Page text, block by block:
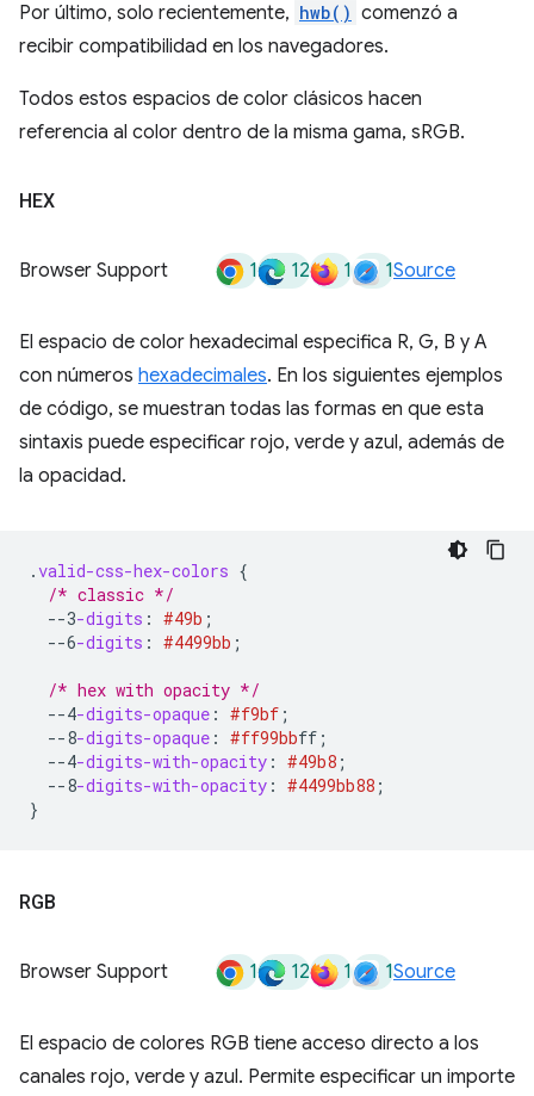
Por último, solo recientemente, hwb() comenzó a
recibir compatibilidad en los navegadores.
Todos estos espacios de color clásicos hacen
referencia al color dentro de la misma gama, sRGB.
HEX
Browser Support 1 12 1 1Source
El espacio de color hexadecimal especifica R, G, B y A
con números hexadecimales. En los siguientes ejemplos
de código, se muestran todas las formas en que esta
sintaxis puede especificar rojo, verde y azul, además de
la opacidad.
.valid-css-hex-colors {
/* classic */
--3-digits : #49b ;
--6-digits : #4499bb ;
/* hex with opacity */
--4-digits-opaque : #f9bf ;
--8-digits-opaque : #ff99bbff ;
--4-digits-with-opacity : #49b8 ;
--8-digits-with-opacity : #4499bb88 ;
}
RGB
Browser Support 1 12 1 1Source
El espacio de colores RGB tiene acceso directo a los
canales rojo, verde y azul. Permite especificar un importe